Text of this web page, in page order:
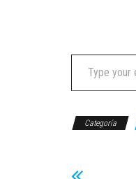
Type your email…
Categoría